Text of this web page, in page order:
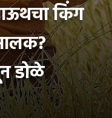
किंग
डोळे